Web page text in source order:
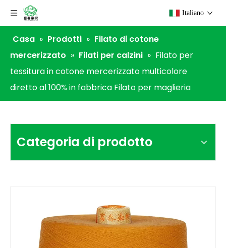
Italiano
Casa » Prodotti » Filato di cotone
mercerizzato » Filati per calzini » Filato per
tessitura in cotone mercerizzato multicolore
diretto al 100% in fabbrica Filato per maglieria
Categoria di prodotto